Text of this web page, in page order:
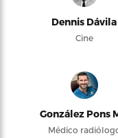
Dennis Dávila
Cine
González Pons
Médico